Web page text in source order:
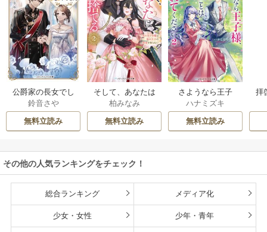
公爵家の長女でし
た
鈴音さや
無料立読み
そして、あなたは
私を捨てる
柏みなみ
無料立読み
さようなら王子
様、どうか私のこ
とは忘れてくださ
い
ハナミズキ
無料立読み
拝
その他の人気ランキングをチェック！
総合ランキング メディア化
少女・女性 少年・青年